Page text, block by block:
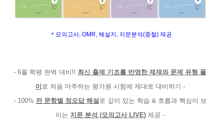
＊모의고사, OMR, 해설지, 지문분석(중철) 제공
- 6월 학평 완벽 대비!! 최신 출제 기조를 반영한 제재와 문제 유형 풀
이 로 처음 마주하는 평가원 시험에 제대로 대비하기 -
- 100% 전 문항별 정오답 해설 로 깊이 있는 학습 & 흐름과 핵심이 보
이는 지문 분석 (모의고사 LIVE) 제공 -